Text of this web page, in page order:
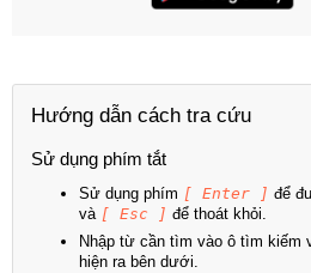
Hướng dẫn cách tra cứu
Sử dụng phím tắt
Sử dụng phím [ Enter ] để
và [ Esc ] để thoát khỏi.
Nhập từ cần tìm vào ô tìm
hiện ra bên dưới.